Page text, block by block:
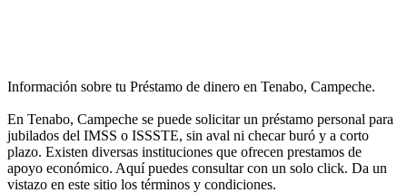
Información sobre tu Préstamo de dinero en Tenabo, Campeche.
En Tenabo, Campeche se puede solicitar un préstamo personal para
jubilados del IMSS o ISSSTE, sin aval ni checar buró y a corto
plazo. Existen diversas instituciones que ofrecen prestamos de
apoyo económico. Aquí puedes consultar con un solo click. Da un
vistazo en este sitio los términos y condiciones.